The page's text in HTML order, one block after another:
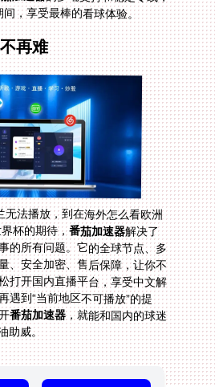
，享受最棒的看球体验。
再难
无法播放，到在海外怎么看欧洲
杯的期待，番茄加速器解决了
海外用户看国内体育赛事的所有问题。它的全球节点、多
平台支持、稳定无限流量、安全加密、售后保障，让你不
管在哪个国家，都能轻松打开国内直播平台，享受中文解
说和流畅的直播。下次再遇到“当前地区不可播放”的提
番茄加速器，就能和国内的球迷
助威。